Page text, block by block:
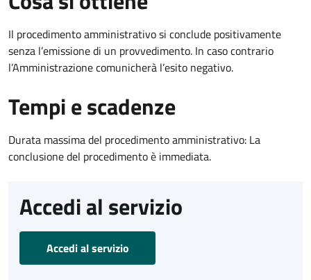
Il procedimento amministrativo si conclude positivamente
senza l’emissione di un provvedimento. In caso contrario
l’Amministrazione comunicherà l’esito negativo.
Tempi e scadenze
Durata massima del procedimento amministrativo: La
conclusione del procedimento è immediata.
Accedi al servizio
Accedi al servizio